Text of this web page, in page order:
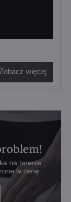
Zobacz więcej
na terenie
w cenę.